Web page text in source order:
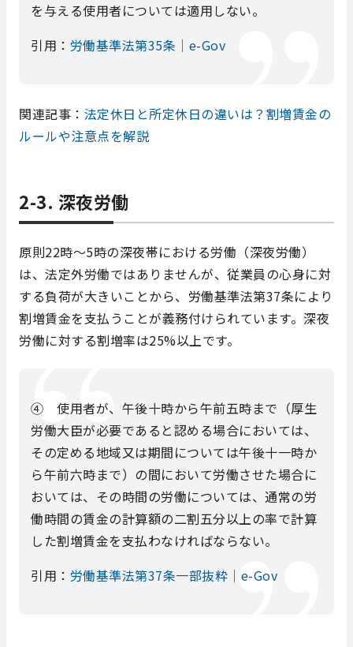
を与える使用者については適用しない。
引用： 労働基準法第35条｜e-Gov
関連記事： 法定休日と所定休日の違いは？割増賃金の
ルールや注意点を解説
2-3. 深夜労働
原則22時～5時の深夜帯における労働（深夜労働）
は、法定外労働ではありませんが、従業員の心身に対
する負荷が大きいことから、労働基準法第37条により
割増賃金を支払うことが義務付けられています。深夜
労働に対する割増率は25%以上です。
④ 使用者が、午後十時から午前五時まで（厚生
労働大臣が必要であると認める場合においては、
その定める地域又は期間については午後十一時か
ら午前六時まで）の間において労働させた場合に
おいては、その時間の労働については、通常の労
働時間の賃金の計算額の二割五分以上の率で計算
した割増賃金を支払わなければならない。
引用： 労働基準法第37条一部抜粋｜e-Gov